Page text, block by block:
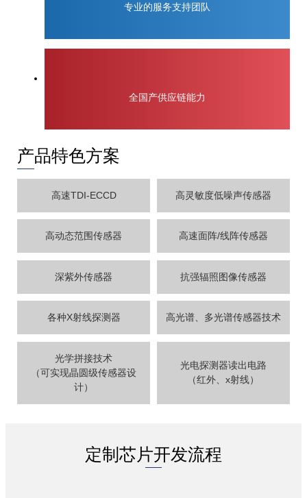
专业的服务支持团队
全国产供应链能力
产品特色方案
高速TDI-ECCD 高灵敏度低噪声传感器
高动态范围传感器 高速面阵/线阵传感器
深紫外传感器 抗强辐照图像传感器
各种X射线探测器 高光谱、多光谱传感器技术
光学拼接技术
（可实现晶圆级传感器设
计）
光电探测器读出电路
（红外、x射线）
定制芯片开发流程